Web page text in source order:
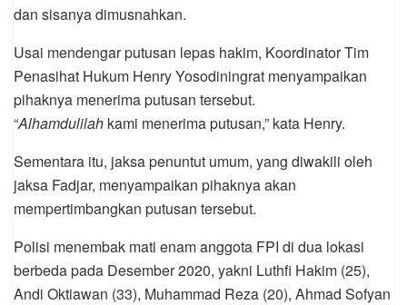
dan sisanya dimusnahkan.
Usai mendengar putusan lepas hakim, Koordinator Tim
Penasihat Hukum Henry Yosodiningrat menyampaikan
pihaknya menerima putusan tersebut.
“Alhamdulilah kami menerima putusan,” kata Henry.
Sementara itu, jaksa penuntut umum, yang diwakili oleh
jaksa Fadjar, menyampaikan pihaknya akan
mempertimbangkan putusan tersebut.
Polisi menembak mati enam anggota FPI di dua lokasi
berbeda pada Desember 2020, yakni Luthfi Hakim (25),
Andi Oktiawan (33), Muhammad Reza (20), Ahmad Sofyan